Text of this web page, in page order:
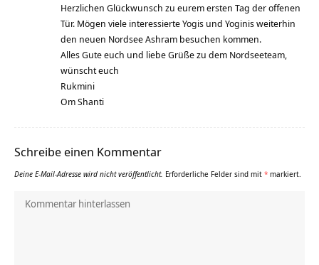
Herzlichen Glückwunsch zu eurem ersten Tag der offenen
Tür. Mögen viele interessierte Yogis und Yoginis weiterhin
den neuen Nordsee Ashram besuchen kommen.
Alles Gute euch und liebe Grüße zu dem Nordseeteam,
wünscht euch
Rukmini
Om Shanti
Schreibe einen Kommentar
Deine E-Mail-Adresse wird nicht veröffentlicht. Erforderliche Felder sind mit * markiert.